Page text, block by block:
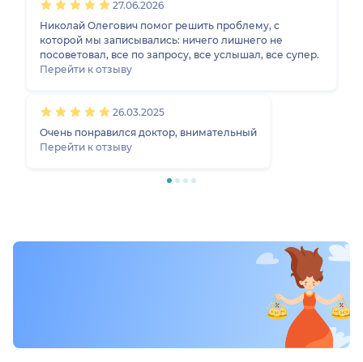
27.06.2026
Николай Олегович помог решить проблему, с
которой мы записывались: ничего лишнего не
посоветовал, все по запросу, все услышал, все супер.
Перейти к отзыву
26.03.2025
Очень понравился доктор, внимательный
Перейти к отзыву